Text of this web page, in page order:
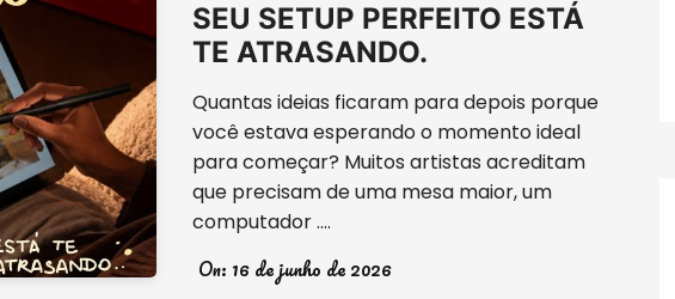
SEU SETUP PERFEITO ESTÁ
TE ATRASANDO.
Quantas ideias ficaram para depois porque
você estava esperando o momento ideal
para começar? Muitos artistas acreditam
que precisam de uma mesa maior, um
computador ….
On: 16 de junho de 2026